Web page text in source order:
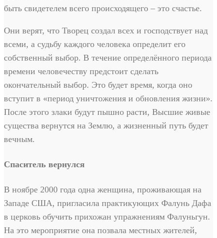
быть свидетелем всего происходящего – это счастье.
Они верят, что Творец создал всех и господствует над
всеми, а судьбу каждого человека определит его
собственный выбор. В течение определённого периода
времени человечеству предстоит сделать
окончательный выбор. Это будет время, когда оно
вступит в «период уничтожения и обновления жизни».
После этого злаки будут пышно расти, Высшие живые
существа вернутся на Землю, а жизненный путь будет
вечным.
Спаситель вернулся
В ноябре 2000 года одна женщина, проживающая на
Западе США, пригласила практикующих Фалунь Дафа
в церковь обучить прихожан упражнениям Фалуньгун.
На это мероприятие она позвала местных жителей,